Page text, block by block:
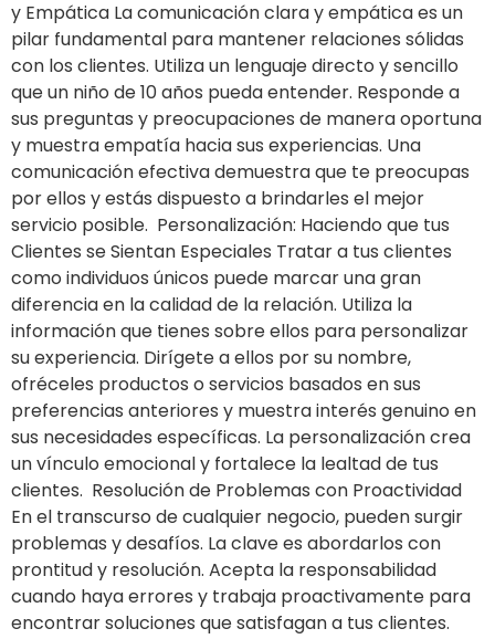
y Empática La comunicación clara y empática es un
pilar fundamental para mantener relaciones sólidas
con los clientes. Utiliza un lenguaje directo y sencillo
que un niño de 10 años pueda entender. Responde a
sus preguntas y preocupaciones de manera oportuna
y muestra empatía hacia sus experiencias. Una
comunicación efectiva demuestra que te preocupas
por ellos y estás dispuesto a brindarles el mejor
servicio posible. Personalización: Haciendo que tus
Clientes se Sientan Especiales Tratar a tus clientes
como individuos únicos puede marcar una gran
diferencia en la calidad de la relación. Utiliza la
información que tienes sobre ellos para personalizar
su experiencia. Dirígete a ellos por su nombre,
ofréceles productos o servicios basados en sus
preferencias anteriores y muestra interés genuino en
sus necesidades específicas. La personalización crea
un vínculo emocional y fortalece la lealtad de tus
clientes. Resolución de Problemas con Proactividad
En el transcurso de cualquier negocio, pueden surgir
problemas y desafíos. La clave es abordarlos con
prontitud y resolución. Acepta la responsabilidad
cuando haya errores y trabaja proactivamente para
encontrar soluciones que satisfagan a tus clientes.